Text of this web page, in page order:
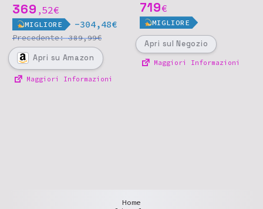
Nero
369 ,52€
MIGLIORE -304,48€
Precedente:389,99€
Apri su Amazon
Maggiori Informazioni
719€
MIGLIORE
Apri sul Negozio
Maggiori Informazioni
Home